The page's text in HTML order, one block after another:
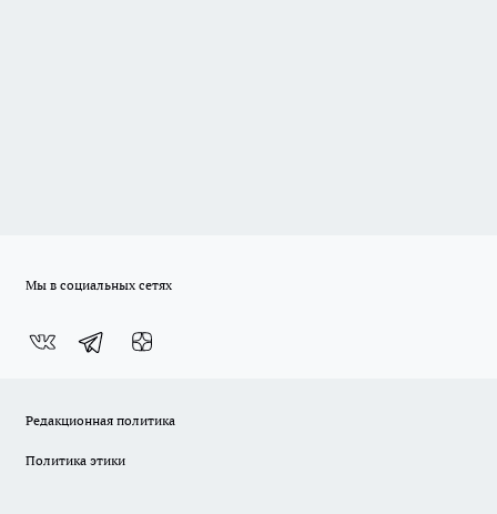
Мы в социальных сетях
Редакционная политика
Политика этики